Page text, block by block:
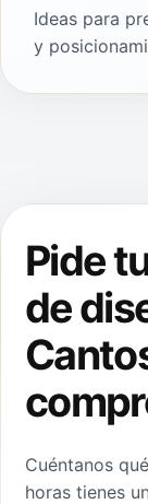
Ideas para
y
Pide
de
Cuéntanos
horas tienes